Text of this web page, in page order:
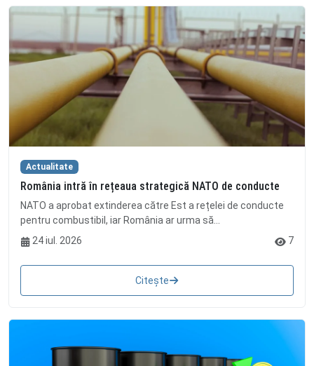
Actualitate
România intră în rețeaua strategică NATO de conducte
NATO a aprobat extinderea către Est a rețelei de conducte
pentru combustibil, iar România ar urma să...
24 iul. 2026
7
Citește